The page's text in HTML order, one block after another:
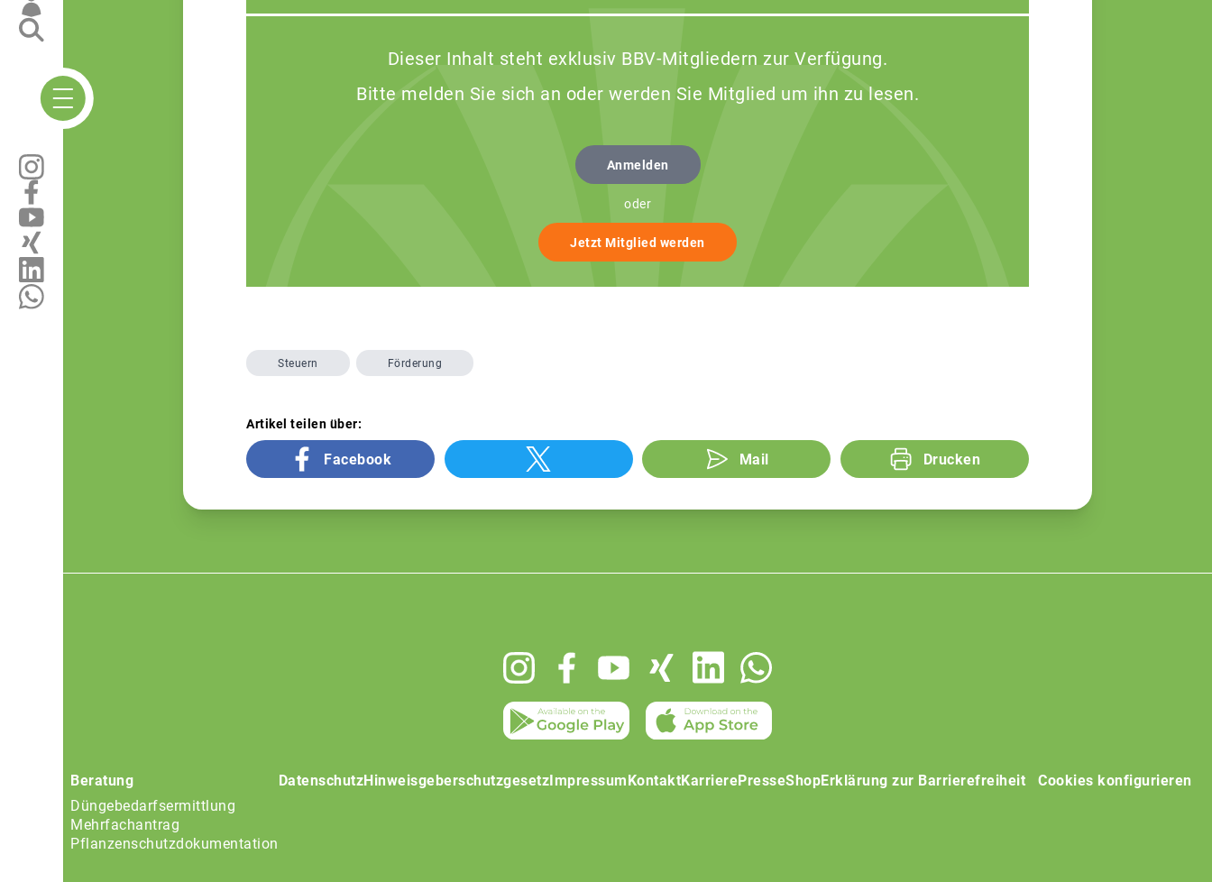
Dieser Inhalt steht exklusiv BBV-Mitgliedern zur Verfügung.
Bitte melden Sie sich an oder werden Sie Mitglied um ihn zu lesen.
Anmelden
oder
Jetzt Mitglied werden
Steuern Förderung
Artikel teilen über:
Facebook Mail Drucken
Beratung
Düngebedarfsermittlung
Mehrfachantrag
Pflanzenschutzdokumentation
DatenschutzHinweisgeberschutzgesetz Impressum KontaktKarrierePresseShopErklärung zur Barrierefreiheit Cookies konfigurieren